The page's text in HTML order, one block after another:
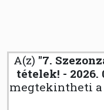
A(z) "7.
tételek! - 2026.
megtekintheti